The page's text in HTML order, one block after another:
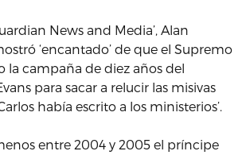
News and Media’, Alan
‘encantado’ de que el Supremo
la campaña de diez años del
para sacar a relucir las misivas
había escrito a los ministerios’.
entre 2004 y 2005 el príncipe